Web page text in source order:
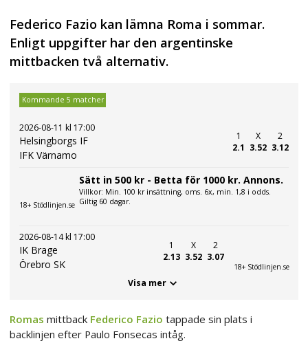
Federico Fazio kan lämna Roma i sommar.
Enligt uppgifter har den argentinske
mittbacken två alternativ.
Kommande 5 matcher
2026-08-11 kl 17:00
Helsingborgs IF
IFK Värnamo
1
2.1
X
3.52
2
3.12
18+ Stödlinjen.se
Sätt in 500 kr - Betta för 1000 kr. Annons.
Villkor: Min. 100 kr insättning, oms. 6x, min. 1,8 i odds.
Giltig 60 dagar.
2026-08-14 kl 17:00
IK Brage
Örebro SK
1
2.13
X
3.52
2
3.07
18+ Stödlinjen.se
Visa mer
Romas mittback Federico Fazio tappade sin plats i
backlinjen efter Paulo Fonsecas intåg.